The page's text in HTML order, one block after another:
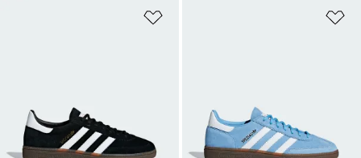
Aggiungi alla lista dei desideri